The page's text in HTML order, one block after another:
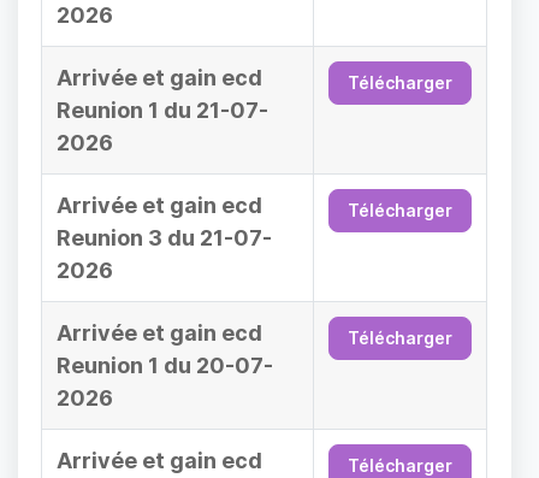
2026
Arrivée et gain ecd
Reunion 1 du 21-07-
2026
Télécharger
Arrivée et gain ecd
Reunion 3 du 21-07-
2026
Télécharger
Arrivée et gain ecd
Reunion 1 du 20-07-
2026
Télécharger
Arrivée et gain ecd
Télécharger